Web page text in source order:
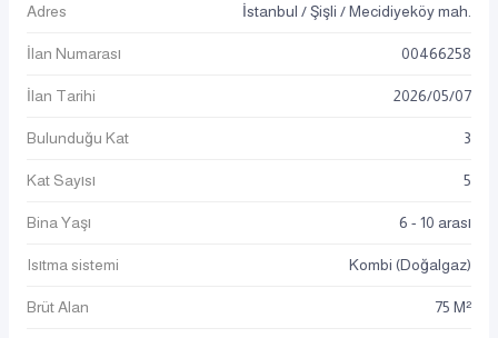
Adres İstanbul / Şişli / Mecidiyeköy mah.
İlan Numarası 00466258
İlan Tarihi 2026/05/07
Bulunduğu Kat 3
Kat Sayısı 5
Bina Yaşı 6 - 10 arası
Isıtma sistemi Kombi (Doğalgaz)
Brüt Alan 75 M²